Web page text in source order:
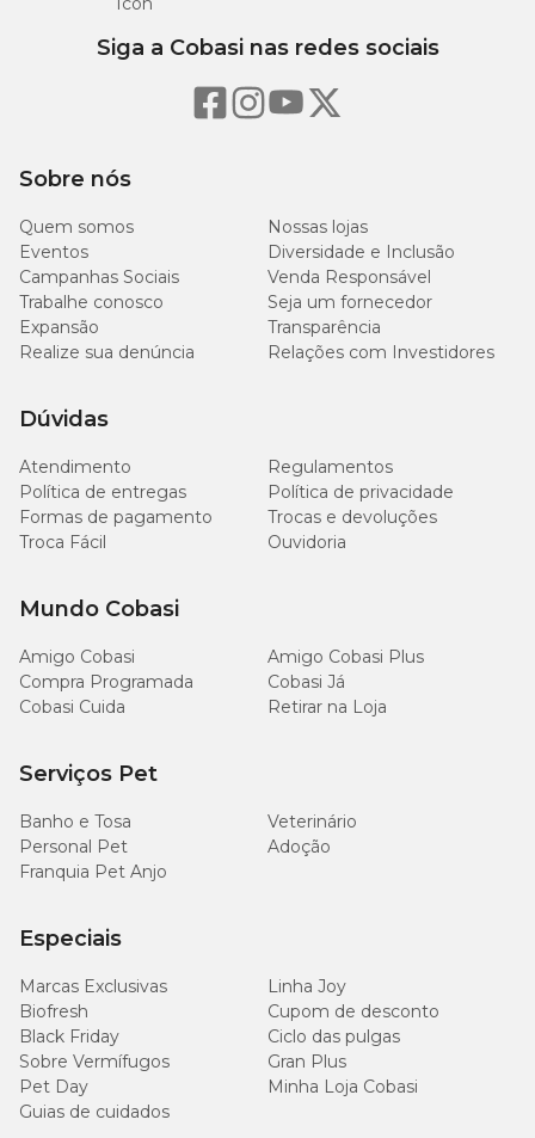
Sobre nós
Quem somos
Nossas lojas
Eventos
Diversidade e Inclusão
Campanhas Sociais
Venda Responsável
Trabalhe conosco
Seja um fornecedor
Expansão
Transparência
Realize sua denúncia
Relações com Investidores
Dúvidas
Atendimento
Regulamentos
Política de entregas
Política de privacidade
Formas de pagamento
Trocas e devoluções
Troca Fácil
Ouvidoria
Mundo Cobasi
Amigo Cobasi
Amigo Cobasi Plus
Compra Programada
Cobasi Já
Cobasi Cuida
Retirar na Loja
Serviços Pet
Banho e Tosa
Veterinário
Personal Pet
Adoção
Franquia Pet Anjo
Especiais
Marcas Exclusivas
Linha Joy
Biofresh
Cupom de desconto
Black Friday
Ciclo das pulgas
Sobre Vermífugos
Gran Plus
Pet Day
Minha Loja Cobasi
Guias de cuidados
Siga a Cobasi nas redes sociais